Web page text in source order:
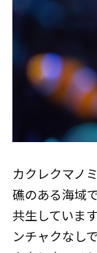
カクレクマノ
礁のある海域
共生していま
ンチャクなし